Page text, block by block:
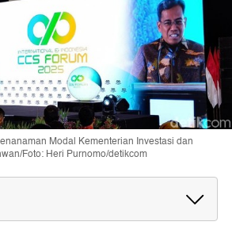
Modal Kementerian Investasi dan
Foto: Heri Purnomo/detikcom
Swasta Kosong